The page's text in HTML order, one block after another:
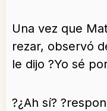
Una vez que
rezar, observó
le dijo ?Yo sé
?¿Ah sí?